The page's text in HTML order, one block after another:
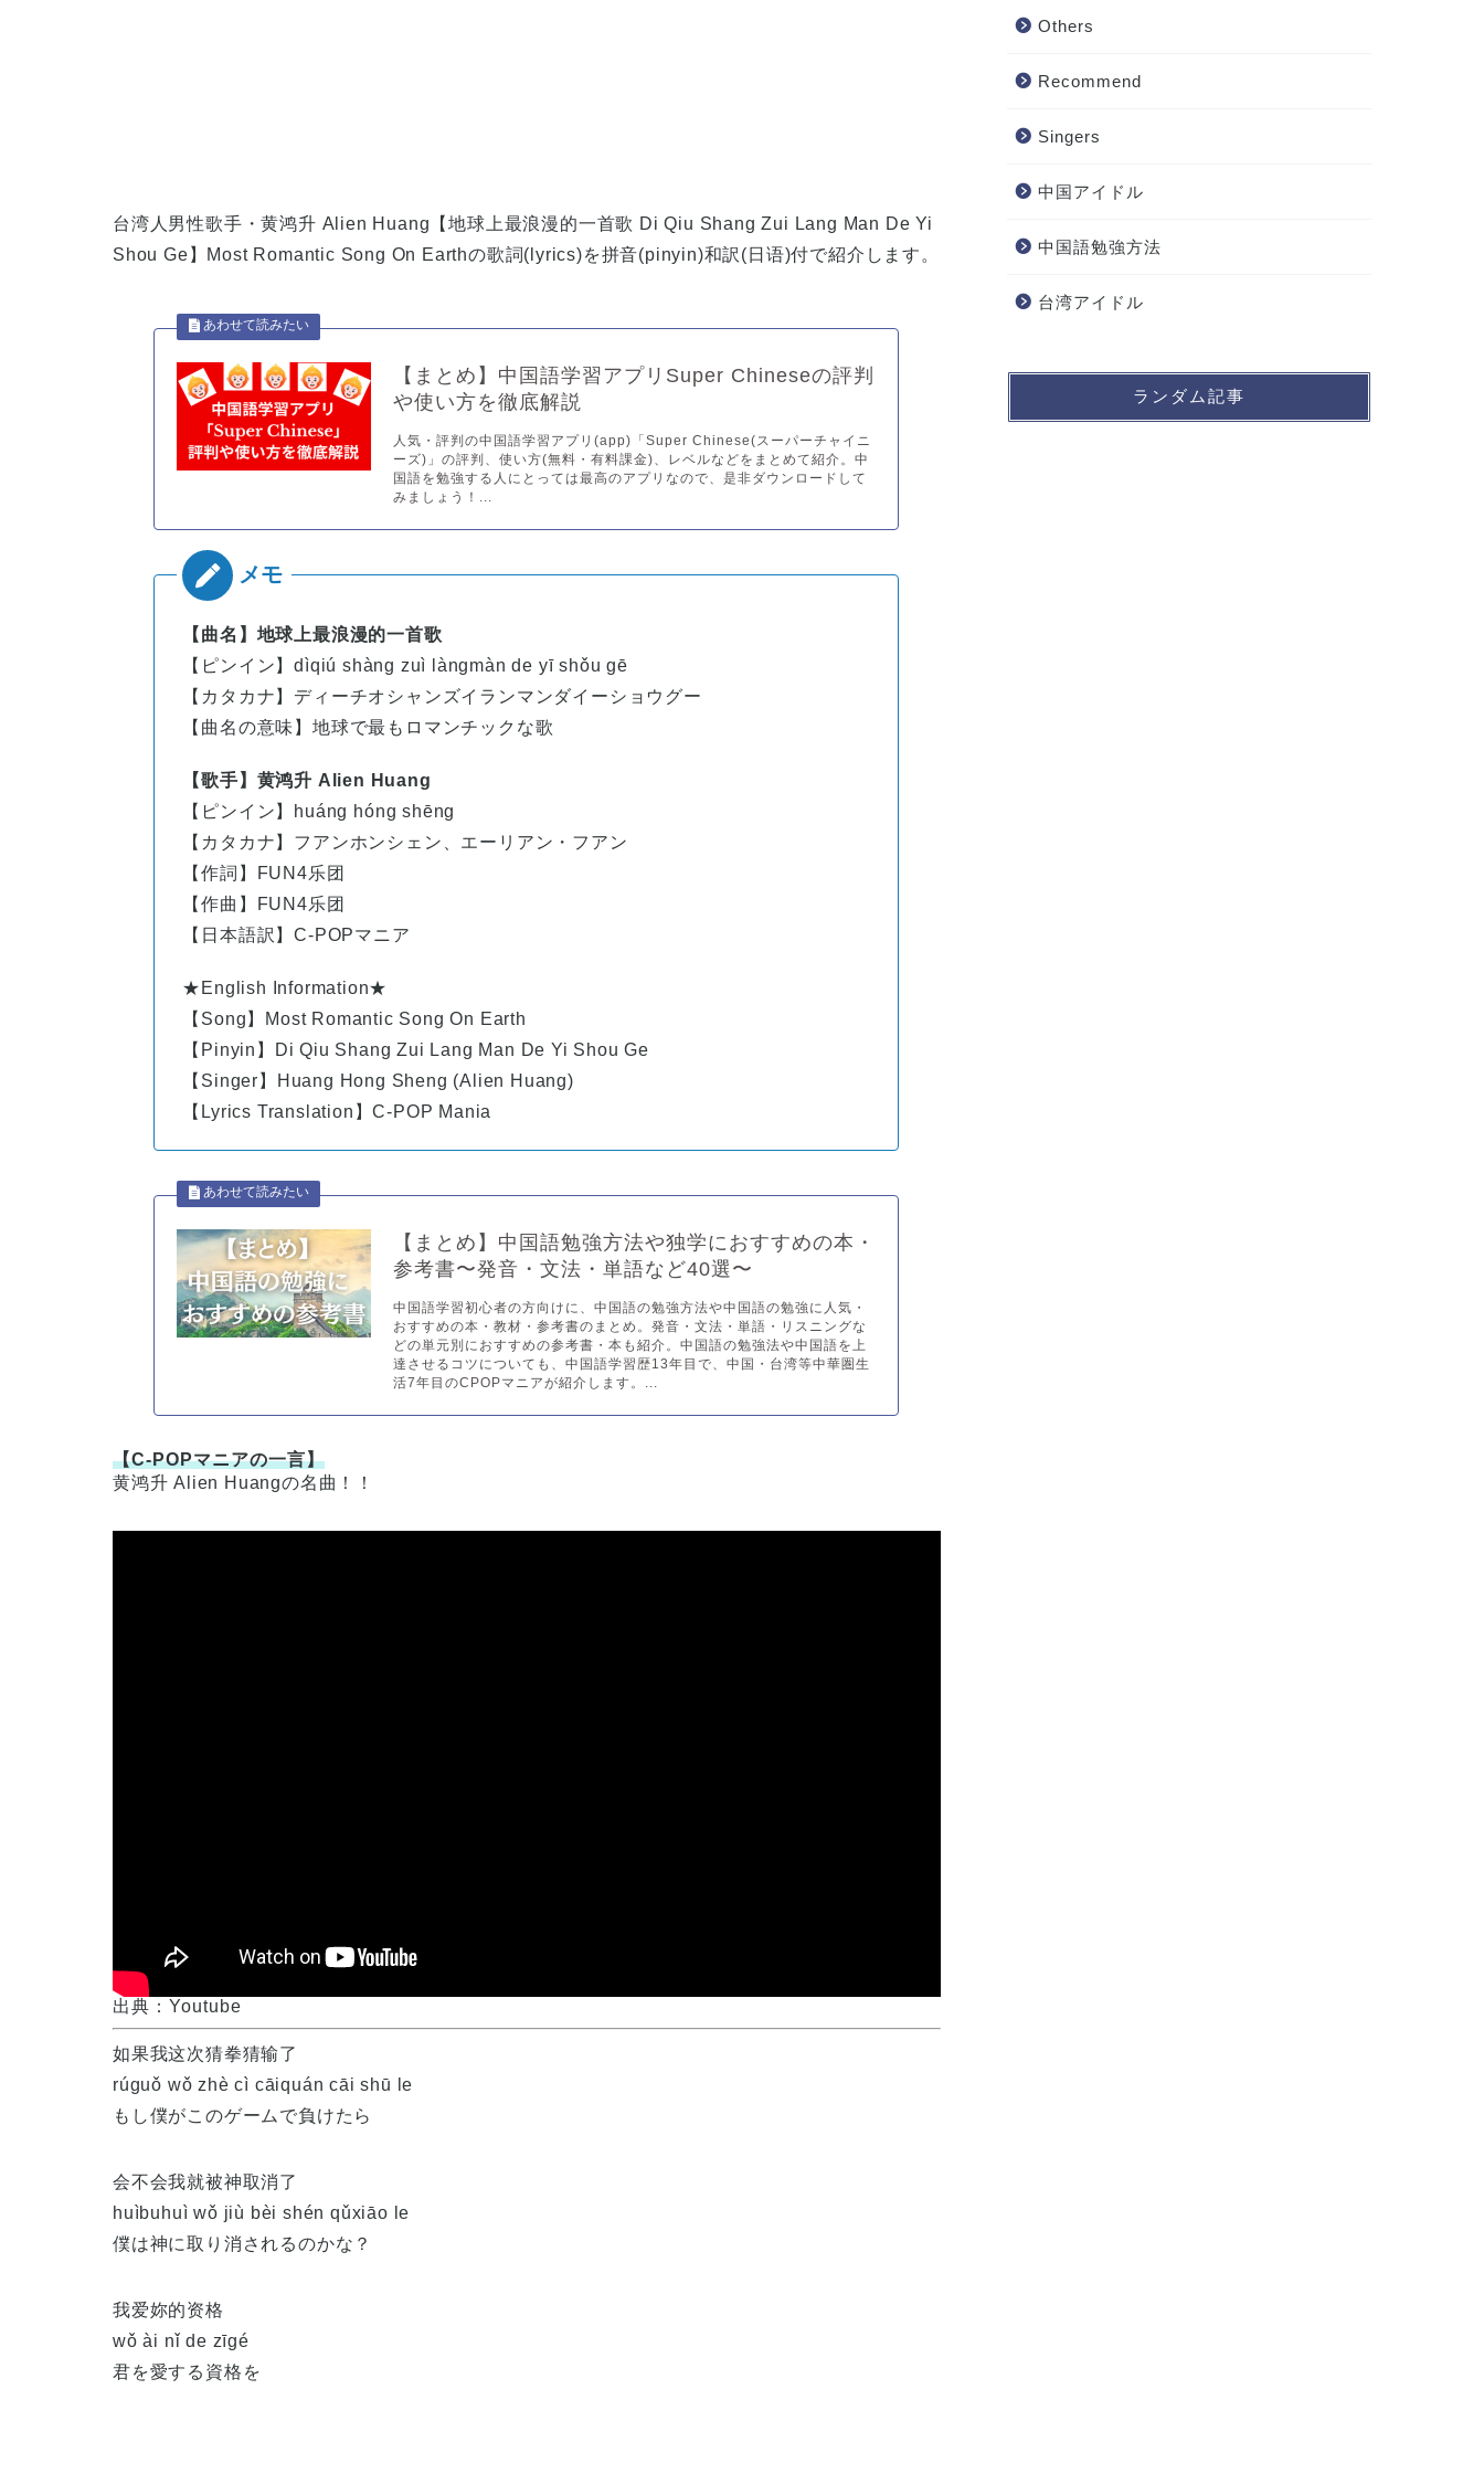
台湾人男性歌手・黄鸿升 Alien Huang【地球上最浪漫的一首歌 Di Qiu Shang Zui Lang Man De Yi
Shou Ge】Most Romantic Song On Earthの歌詞(lyrics)を拼音(pinyin)和訳(日语)付で紹介します。
【まとめ】中国語学習アプリSuper Chineseの評判
や使い方を徹底解説
人気・評判の中国語学習アプリ(app)「Super Chinese(スーパーチャイニ
ーズ)」の評判、使い方(無料・有料課金)、レベルなどをまとめて紹介。中
国語を勉強する人にとっては最高のアプリなので、是非ダウンロードして
みましょう！...
【曲名】 地球上最浪漫的一首歌
【ピンイン】dìqiú shàng zuì làngmàn de yī shǒu gē
【カタカナ】ディーチオシャンズイランマンダイーショウグー
【曲名の意味】地球で最もロマンチックな歌
【歌手】黄鸿升 Alien Huang
【ピンイン】
huáng hóngshēng
【カタカナ】フアンホンシェン、エーリアン・フアン
【作詞】FUN4乐团
【作曲】FUN4乐团
【日本語訳】C-POPマニア
★English Information★
【Song】
Most Romantic Song On Earth
【Pinyin】Di Qiu Shang Zui Lang Man De Yi Shou Ge
【Singer】Huang Hong Sheng (Alien Huang)
【Lyrics Translation】C-POP Mania
【まとめ】中国語勉強方法や独学におすすめの本・
参考書〜発音・文法・単語など40選〜
中国語学習初心者の方向けに、中国語の勉強方法や中国語の勉強に人気・
おすすめの本・教材・参考書のまとめ。発音・文法・単語・リスニングな
どの単元別におすすめの参考書・本も紹介。中国語の勉強法や中国語を上
達させるコツについても、中国語学習歴13年目で、中国・台湾等中華圏生
活7年目のCPOPマニアが紹介します。...
【C-POPマニアの一言】
黄鸿升 Alien Huangの名曲！！
出典：Youtube
如果我这次猜拳猜输了
rúguǒ wǒ zhè cì cāiquán cāi shū le
もし僕がこのゲームで負けたら
会不会我就被神取消了
huìbuhuì wǒ jiù bèi shén qǔxiāo le
僕は神に取り消されるのかな？
我爱妳的资格
wǒ ài nǐ de zīgé
君を愛する資格を
Others
Recommend
Singers
中国アイドル
中国語勉強方法
台湾アイドル
ランダム記事